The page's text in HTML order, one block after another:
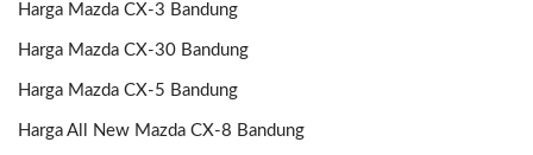
Harga Mazda CX-3 Bandung
Harga Mazda CX-30 Bandung
Harga Mazda CX-5 Bandung
Harga All New Mazda CX-8 Bandung